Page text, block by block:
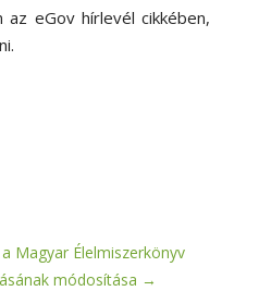
eGov hírlevél cikkében,
Magyar Élelmiszerkönyv
módosítása →